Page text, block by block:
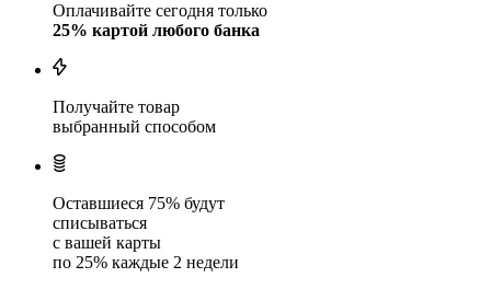
Оплачивайте сегодня только
25% картой любого банка
Получайте товар
выбранный способом
Оставшиеся 75% будут
списываться
с вашей карты
по 25% каждые 2 недели